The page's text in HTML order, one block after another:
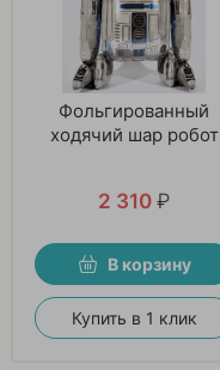
Фольгированный
ходячий шар робот
2 310 ₽
В корзину
Купить в 1 клик